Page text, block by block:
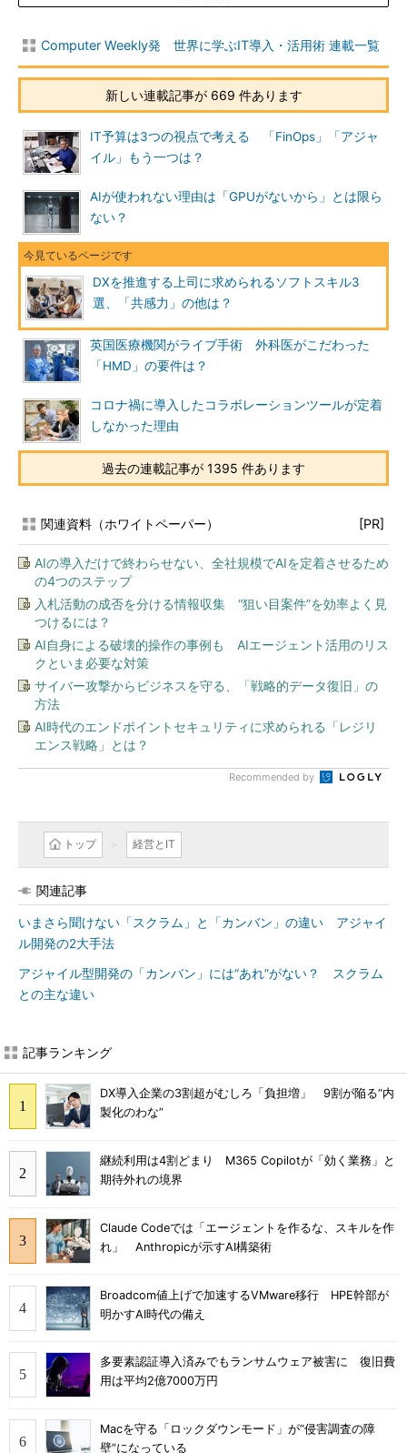
Computer Weekly発 世界に学ぶIT導入・活用術 連載一覧
新しい連載記事が 669 件あります
IT予算は3つの視点で考える 「FinOps」「アジャ
イル」もう一つは？
AIが使われない理由は「GPUがないから」とは限ら
ない？
DXを推進する上司に求められるソフトスキル3
選、「共感力」の他は？
英国医療機関がライブ手術 外科医がこだわった
「HMD」の要件は？
コロナ禍に導入したコラボレーションツールが定着
しなかった理由
過去の連載記事が 1395 件あります
関連資料（ホワイトペーパー） [PR]
AIの導入だけで終わらせない、全社規模でAIを定着させるため
の4つのステップ
入札活動の成否を分ける情報収集 “狙い目案件”を効率よく見
つけるには？
AI自身による破壊的操作の事例も AIエージェント活用のリス
クといま必要な対策
サイバー攻撃からビジネスを守る、「戦略的データ復旧」の
方法
AI時代のエンドポイントセキュリティに求められる「レジリ
エンス戦略」とは？
Recommended by
トップ 経営とIT
関連記事
いまさら聞けない「スクラム」と「カンバン」の違い アジャイ
ル開発の2大手法
アジャイル型開発の「カンバン」には“あれ”がない？ スクラム
との主な違い
記事ランキング
DX導入企業の3割超がむしろ「負担増」 9割が陥る“内
製化のわな”
継続利用は4割どまり M365 Copilotが「効く業務」と
期待外れの境界
Claude Codeでは「エージェントを作るな、スキルを作
れ」 Anthropicが示すAI構築術
Broadcom値上げで加速するVMware移行 HPE幹部が
明かすAI時代の備え
多要素認証導入済みでもランサムウェア被害に 復旧費
用は平均2億7000万円
Macを守る「ロックダウンモード」が“侵害調査の障
壁”になっている